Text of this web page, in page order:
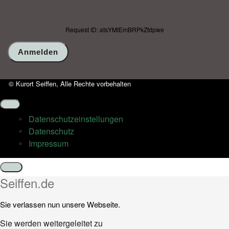
Request ID: atsYMtEmBRPkZfdpwe
© Kurort Seiffen, Alle Rechte vorbehalten
Datenschutz­einstellungen
Datenschutz
Impressum
Schließen
Seiffen.de
Sie verlassen nun unsere Webseite.
Sie werden weitergeleitet zu